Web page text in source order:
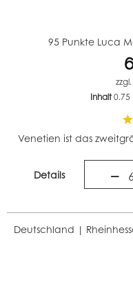
95 Punkte Luca
Inhalt0.75
Venetien ist das
Details 6
Deutschland |